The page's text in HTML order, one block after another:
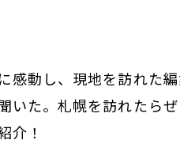
感動し、現地を訪れた
いた。札幌を訪れたら
介！